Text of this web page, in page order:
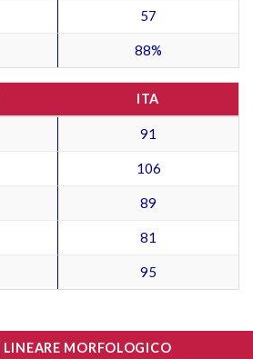
57
88%
ITA
91
106
89
81
95
LINEARE MORFOLOGICO